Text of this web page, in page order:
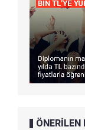
ÖNERİLEN